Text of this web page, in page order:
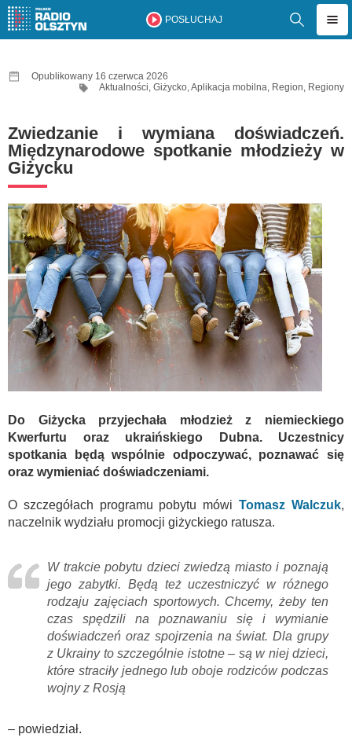
POSŁUCHAJ
Opublikowany 16 czerwca 2026
Aktualności, Giżycko,Aplikacja mobilna, Region, Regiony
Zwiedzanie i wymiana doświadczeń.
Międzynarodowe spotkanie młodzieży w
Giżycku
Do Giżycka przyjechała młodzież z niemieckiego
Kwerfurtu oraz ukraińskiego Dubna. Uczestnicy
spotkania będą wspólnie odpoczywać, poznawać się
oraz wymieniać doświadczeniami.
O szczegółach programu pobytu mówiTomasz Walczuk,
naczelnik wydziału promocji giżyckiego ratusza.
W trakcie pobytu dzieci zwiedzą miasto i poznają
jego zabytki. Będą też uczestniczyć w różnego
rodzaju zajęciach sportowych. Chcemy, żeby ten
czas spędzili na poznawaniu się i wymianie
doświadczeń oraz spojrzenia na świat. Dla grupy
z Ukrainy to szczególnie istotne – są w niej dzieci,
które straciły jednego lub oboje rodziców podczas
wojny z Rosją
– powiedział.